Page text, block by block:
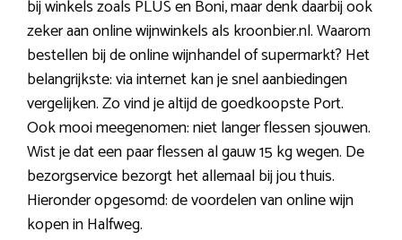
bij winkels zoals PLUS en Boni, maar denk daarbij ook
zeker aan online wijnwinkels als kroonbier.nl. Waarom
bestellen bij de online wijnhandel of supermarkt? Het
belangrijkste: via internet kan je snel aanbiedingen
vergelijken. Zo vind je altijd de goedkoopste Port.
Ook mooi meegenomen: niet langer flessen sjouwen.
Wist je dat een paar flessen al gauw 15 kg wegen. De
bezorgservice bezorgt het allemaal bij jou thuis.
Hieronder opgesomd: de voordelen van online wijn
kopen in Halfweg.